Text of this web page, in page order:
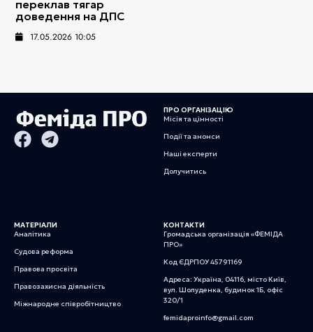
переклав тягар
доведення на ДПС
17.05.2026 10:05
ПРО ОРГАНІЗАЦІЮ
Місія та цінності
Події та анонси
Наші експерти
Долучитись
МАТЕРІАЛИ
Аналітика
Судова реформа
Правова просвіта
Правозахисна діяльність
Міжнародне співробітництво
КОНТАКТИ
Громадська організація «ФЕМІДА
ПРО»
Код ЄДРПОУ 45791169
Адреса: Україна, 04116, місто Київ,
вул. Шолуденка, будинок 1Б, офіс
320/1
femidaproinfo@gmail.com